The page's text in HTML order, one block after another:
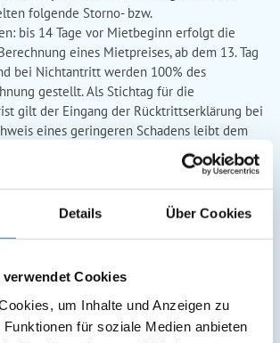
Details Über Cookies
verwendet Cookies
um Inhalte und Anzeigen zu
für soziale Medien anbieten